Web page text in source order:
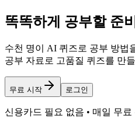
똑똑하게 공부할 준
수천 명이 AI 퀴즈로 공부 방법
공부 자료로 고품질 퀴즈를 만
무료 시작 로그인
신용카드 필요 없음 • 매일 무